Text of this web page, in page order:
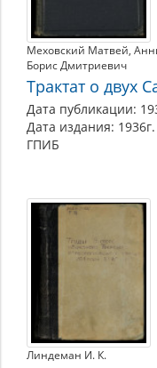
Меховский Матвей
Борис Дмитриевич
Трактат о двух
Дата публикации:
Дата издания: 1936г.
ГПИБ
Линдеман И. К.